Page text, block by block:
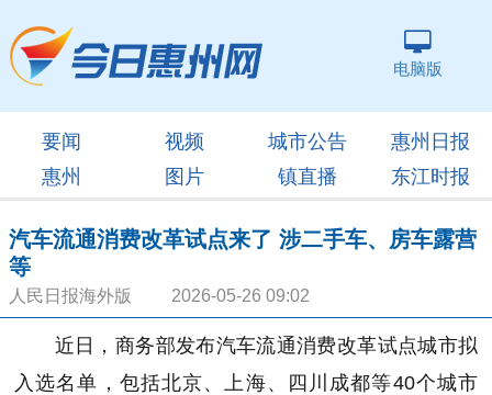
电脑版
要闻 视频 城市公告
惠州日报
惠州
图片 镇直播 东江时报
汽车流通消费改革试点来了 涉二手车、房车露营
等
人民日报海外版 2026-05-26 09:02
近日，商务部发布汽车流通消费改革试点城市拟
入选名单，包括北京、上海、四川成都等40个城市